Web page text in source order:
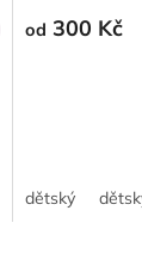
od 300 Kč
dětský